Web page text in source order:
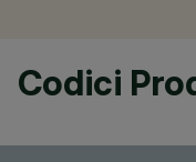
Codici